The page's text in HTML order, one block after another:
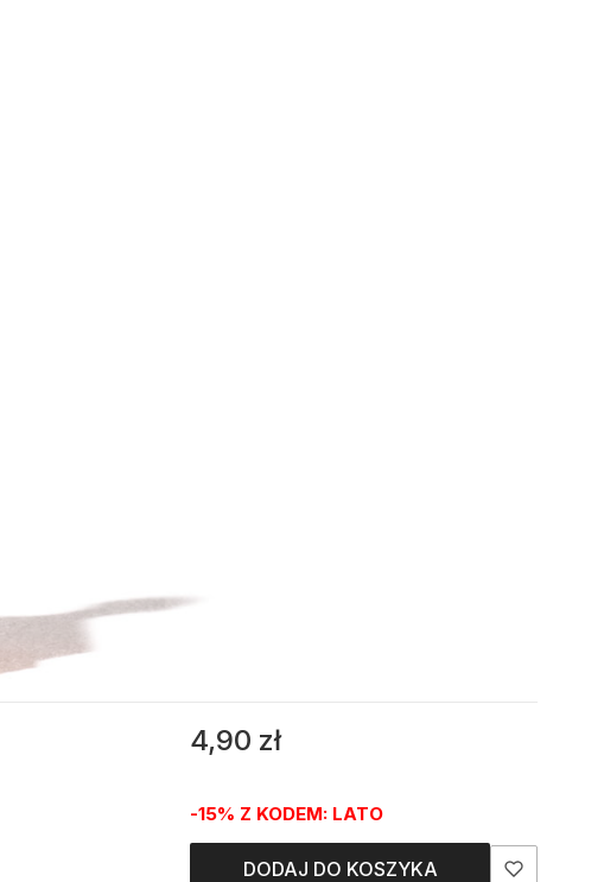
Cena
4,90 zł
-15% Z KODEM: LATO
DODAJ DO KOSZYKA